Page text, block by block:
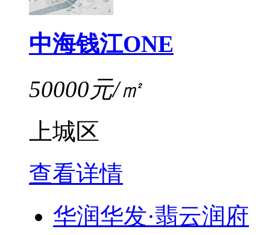
中海钱江ONE
50000元/㎡
上城区
查看详情
华润华发·翡云润府